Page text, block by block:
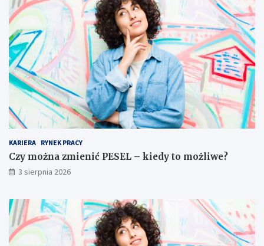
KARIERA RYNEK PRACY
Czy można zmienić PESEL – kiedy to możliwe?
3 sierpnia 2026